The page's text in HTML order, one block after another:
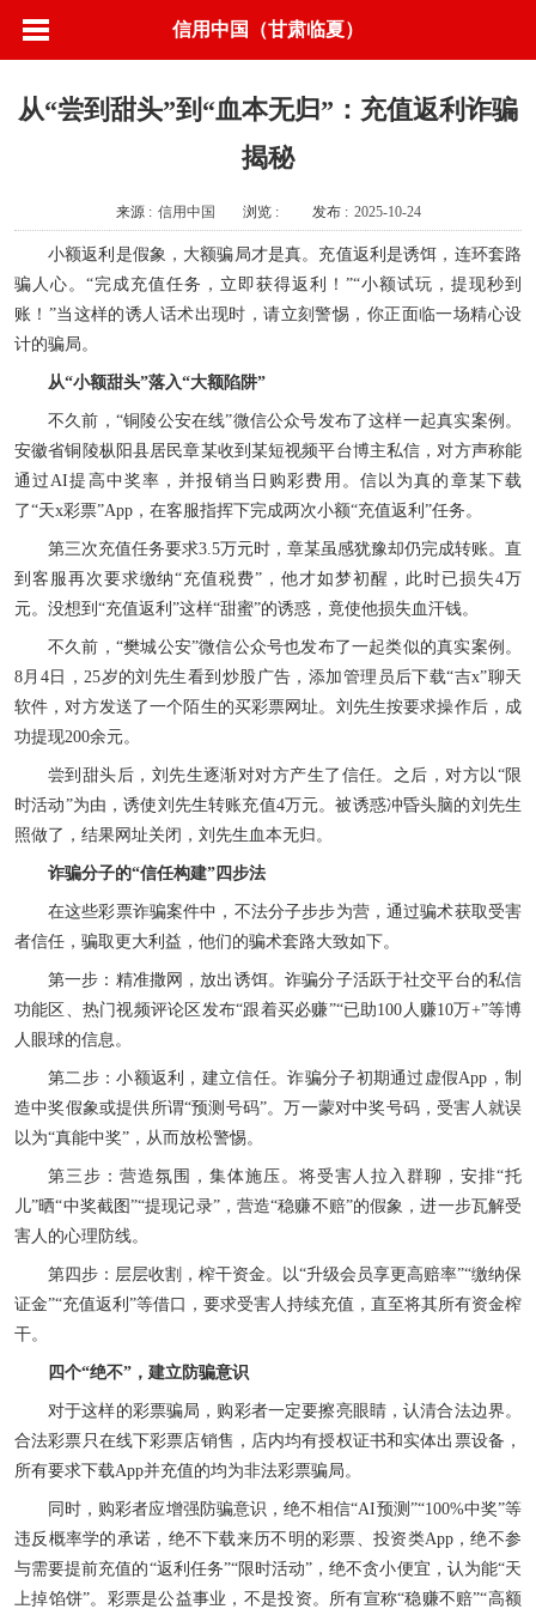
信用中国（甘肃临夏）
从“尝到甜头”到“血本无归”：充值返利诈骗
揭秘
来源 : 信用中国 浏览 : 发布 : 2025-10-24
小额返利是假象，大额骗局才是真。充值返利是诱饵，连环套路
骗人心。“完成充值任务，立即获得返利！”“小额试玩，提现秒到
账！”当这样的诱人话术出现时，请立刻警惕，你正面临一场精心设
计的骗局。
从“小额甜头”落入“大额陷阱”
不久前，“铜陵公安在线”微信公众号发布了这样一起真实案例。
安徽省铜陵枞阳县居民章某收到某短视频平台博主私信，对方声称能
通过AI提高中奖率，并报销当日购彩费用。信以为真的章某下载
了“天x彩票”App，在客服指挥下完成两次小额“充值返利”任务。
第三次充值任务要求3.5万元时，章某虽感犹豫却仍完成转账。直
到客服再次要求缴纳“充值税费”，他才如梦初醒，此时已损失4万
元。没想到“充值返利”这样“甜蜜”的诱惑，竟使他损失血汗钱。
不久前，“樊城公安”微信公众号也发布了一起类似的真实案例。
8月4日，25岁的刘先生看到炒股广告，添加管理员后下载“吉x”聊天
软件，对方发送了一个陌生的买彩票网址。刘先生按要求操作后，成
功提现200余元。
尝到甜头后，刘先生逐渐对对方产生了信任。之后，对方以“限
时活动”为由，诱使刘先生转账充值4万元。被诱惑冲昏头脑的刘先生
照做了，结果网址关闭，刘先生血本无归。
诈骗分子的“信任构建”四步法
在这些彩票诈骗案件中，不法分子步步为营，通过骗术获取受害
者信任，骗取更大利益，他们的骗术套路大致如下。
第一步：精准撒网，放出诱饵。诈骗分子活跃于社交平台的私信
功能区、热门视频评论区发布“跟着买必赚”“已助100人赚10万+”等博
人眼球的信息。
第二步：小额返利，建立信任。诈骗分子初期通过虚假App，制
造中奖假象或提供所谓“预测号码”。万一蒙对中奖号码，受害人就误
以为“真能中奖”，从而放松警惕。
第三步：营造氛围，集体施压。将受害人拉入群聊，安排“托
儿”晒“中奖截图”“提现记录”，营造“稳赚不赔”的假象，进一步瓦解受
害人的心理防线。
第四步：层层收割，榨干资金。以“升级会员享更高赔率”“缴纳保
证金”“充值返利”等借口，要求受害人持续充值，直至将其所有资金榨
干。
四个“绝不”，建立防骗意识
对于这样的彩票骗局，购彩者一定要擦亮眼睛，认清合法边界。
合法彩票只在线下彩票店销售，店内均有授权证书和实体出票设备，
所有要求下载App并充值的均为非法彩票骗局。
同时，购彩者应增强防骗意识，绝不相信“AI预测”“100%中奖”等
违反概率学的承诺，绝不下载来历不明的彩票、投资类App，绝不参
与需要提前充值的“返利任务”“限时活动”，绝不贪小便宜，认为能“天
上掉馅饼”。彩票是公益事业，不是投资。所有宣称“稳赚不赔”“高额